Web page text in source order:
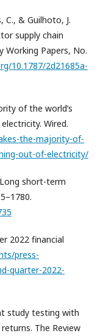
C., & Guilhoto, J.
supply chain
Working Papers, No.
10.1787/2d21685a-
of the world’s
Wired.
the-majority-of-
out-of-electricity/
Long short-term
2022 financial
press-
quarter-2022-
study testing with
The Review